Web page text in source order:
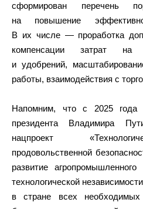
сформирован перечень
на повышение
В их числе — проработка
компенсации затрат на
и удобрений,
работы, взаимодействия с
Напомним, что с 2025 года
президента Владимира
нацпроект
продовольственной
развитие
технологической
в стране всех